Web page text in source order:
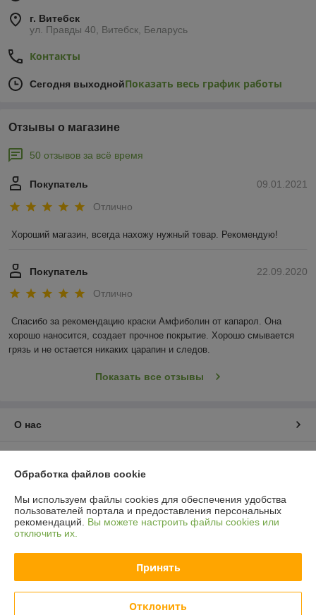
г. Витебск
ул. Правды 40, Витебск, Беларусь
Контакты
Сегодня выходнойПоказать весь график работы
Отзывы о магазине
50 отзывов за всё время
09.01.2021
Покупатель
Отлично
Хороший магазин, всегда нахожу нужный товар. Рекомендую!
22.09.2020
Покупатель
Отлично
Спасибо за рекомендацию краски Амфиболин от капарол. Она
хорошо наносится, создает прочное покрытие. Хорошо смывается
грязь и не остается никаких царапин и следов.
Показать все отзывы
О нас
График работы
Полная версия сайта
Политика обработки cookies
Обработка файлов cookie
Мы используем файлы cookies для обеспечения удобства
пользователей портала и предоставления персональных
рекомендаций. Вы можете настроить файлы cookies или
отключить их.
Принять
Отклонить